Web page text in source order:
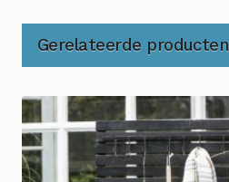
Gerelateerde producten